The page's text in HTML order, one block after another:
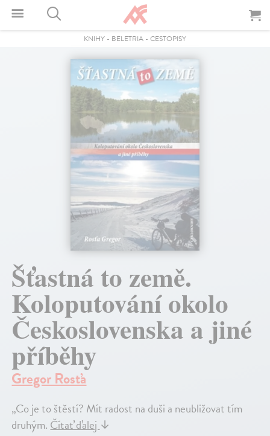
KNIHY - BELETRIA - CESTOPISY
Šťastná to země.
Koloputování okolo
Československa a jiné
příběhy
Gregor Rosťa
„Co je to štěstí? Mít radost na duši a neubližovat tím
druhým. Čítať ďalej ↓